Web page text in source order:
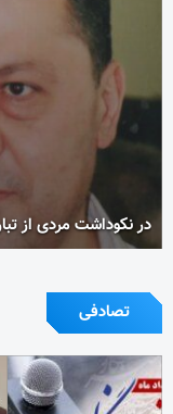
در نکوداشت مردی از
تصادفی